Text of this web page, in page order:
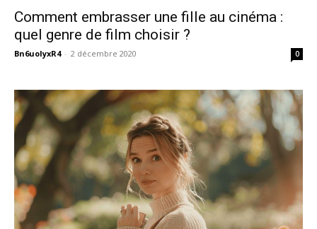
Comment embrasser une fille au cinéma :
quel genre de film choisir ?
Bn6uoIyxR4 - 2 décembre 2020 0